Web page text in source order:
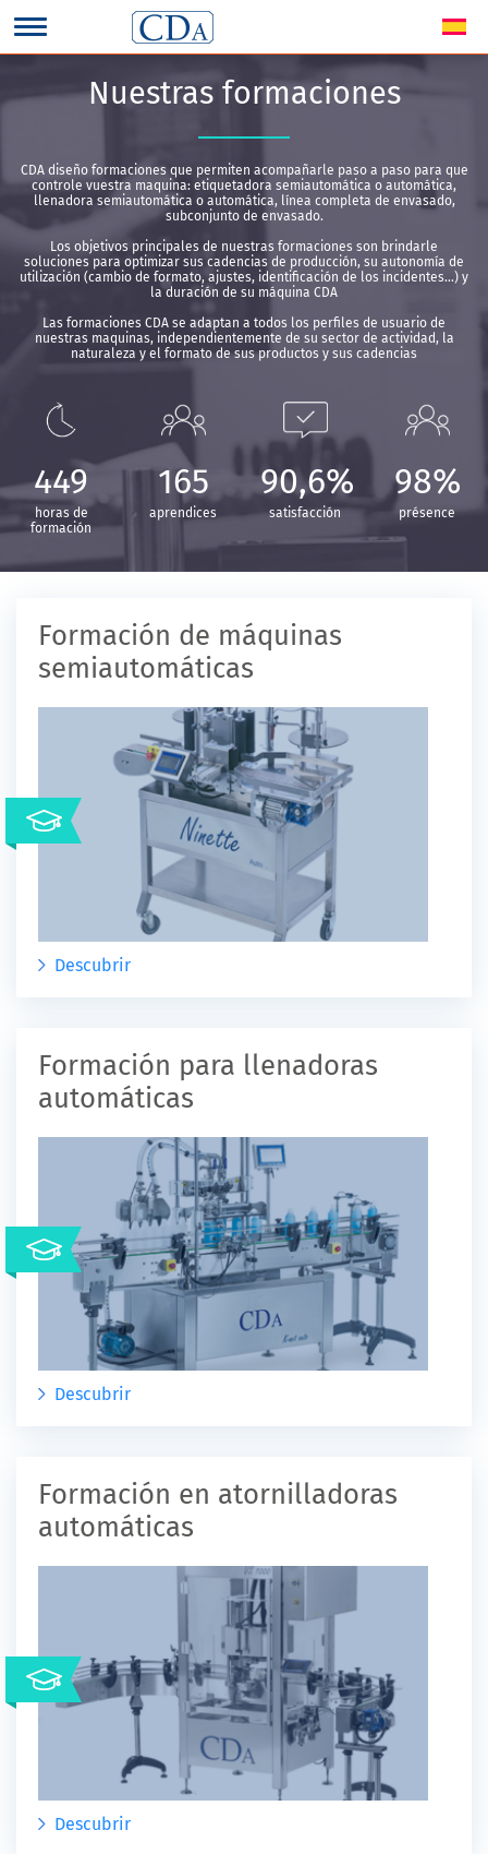
Nuestras formaciones
CDA diseño formaciones que permiten acompañarle paso a paso para que
controle vuestra maquina: etiquetadora semiautomática o automática,
llenadora semiautomática o automática, línea completa de envasado,
subconjunto de envasado.
Los objetivos principales de nuestras formaciones son brindarle
soluciones para optimizar sus cadencias de producción, su autonomía de
utilización (cambio de formato, ajustes, identificación de los incidentes…) y
la duración de su máquina CDA
Las formaciones CDA se adaptan a todos los perfiles de usuario de
nuestras maquinas, independientemente de su sector de actividad, la
naturaleza y el formato de sus productos y sus cadencias
449
horas de
formación
165
aprendices
90,6%
satisfacción
98%
présence
Formación de máquinas
semiautomáticas
Descubrir
Formación para llenadoras
automáticas
Descubrir
Formación en atornilladoras
automáticas
Descubrir